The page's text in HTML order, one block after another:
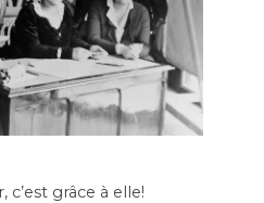
grâce à elle!